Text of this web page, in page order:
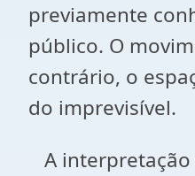
previamente
público. O
contrário, o
do imprevisível.
A